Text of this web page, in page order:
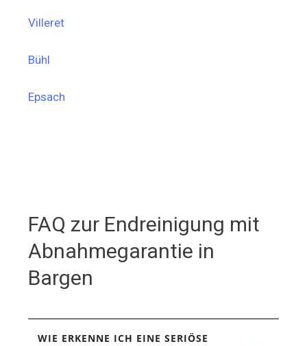
Villeret
Bühl
Epsach
FAQ zur Endreinigung mit
Abnahmegarantie in
Bargen
WIE ERKENNE ICH EINE SERIÖSE